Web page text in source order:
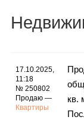
17.10.2025,
11:18
№ 250802
Продаю —
Квартиры
кв.